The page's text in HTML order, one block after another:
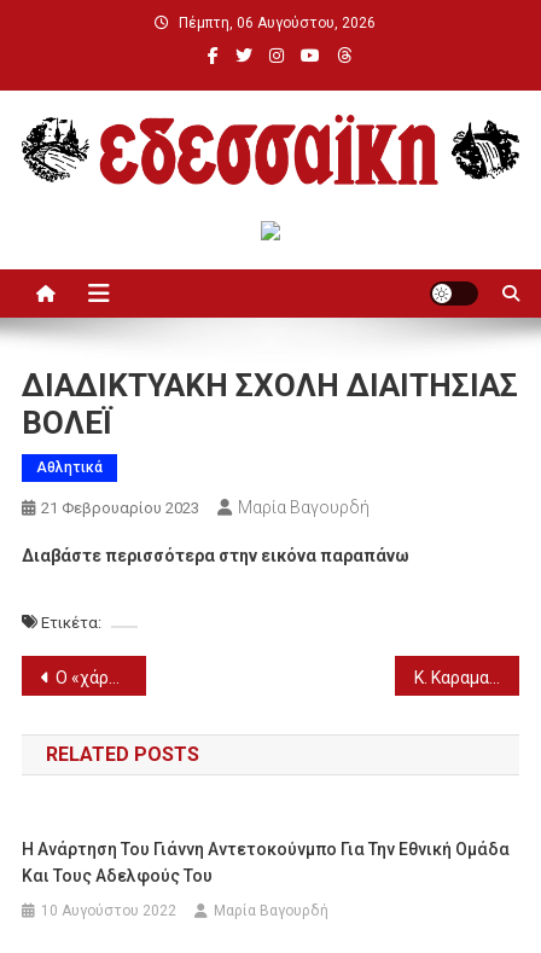
Πέμπτη, 06 Αυγούστου, 2026
ΔΙΑΔΙΚΤΥΑΚΗ ΣΧΟΛΗ ΔΙΑΙΤΗΣΙΑΣ
ΒΟΛΕΪ
Αθλητικά
21 Φεβρουαρίου 2023 Μαρία Βαγουρδή
Διαβάστε περισσότερα στην εικόνα παραπάνω
Ετικέτα:
Πλοήγηση
άρθρων
Ο «χάρτης» πληρωμών από e-ΕΦΚΑ και ΔΥΠΑ (Εως και 24 Φεβρουαρίου)
RELATED POSTS
Η Ανάρτηση Του Γιάννη Αντετοκούνμπο Για Την Εθνική Ομάδα
Και Τους Αδελφούς Του
10 Αυγούστου 2022 Μαρία Βαγουρδή